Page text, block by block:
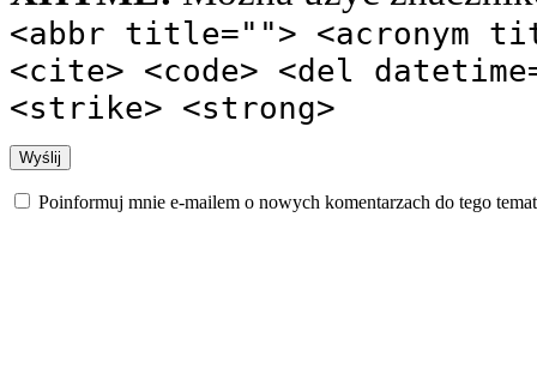
<abbr title=""> <acronym
<cite> <code> <del
<strike> <strong>
Poinformuj mnie e-mailem o nowych komentarzach do tego